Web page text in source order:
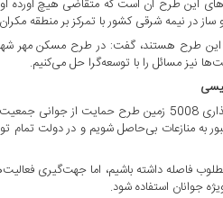
این طرح آن است که متقاضی هیچ آورده
در نیمه شرقی کشور با تمرکز بر منطقه
این طرح هستند، گفت: در طرح مسکن مهر
نیز مسائل را با توسعه‌گرا حل می‌کنیم.
وزیر راه و شهرسازی اواخر ماه گذشته در مراسم واگذاری
به منازعات بی‌حاصل شویم و در دولت تمام
فاصله داشته باشیم، اما جهت‌گیری
جوانان استفاده شود.